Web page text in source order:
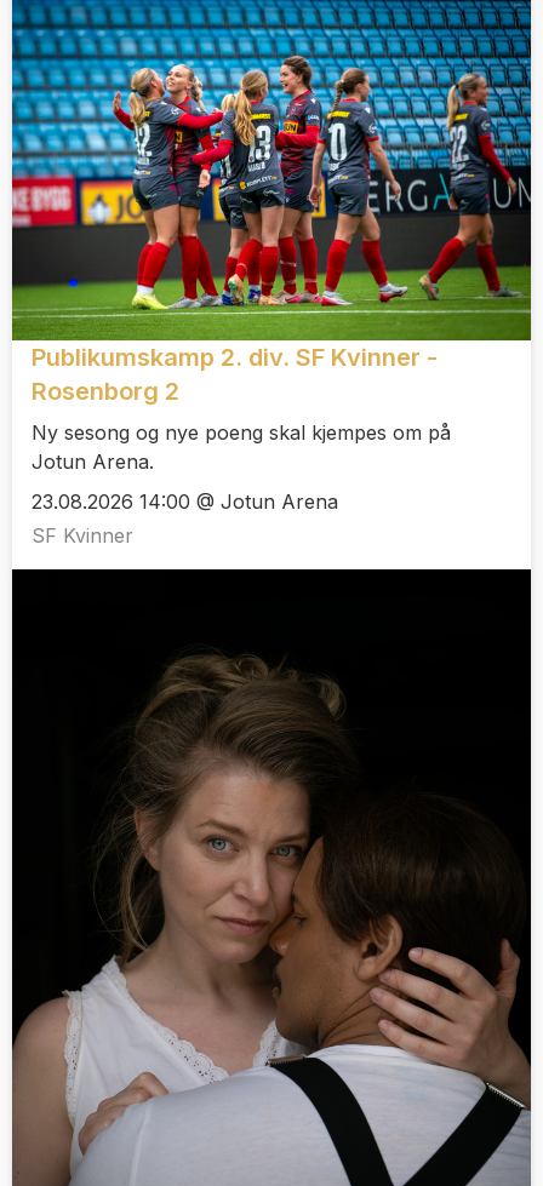
Publikumskamp 2. div. SF Kvinner -
Rosenborg 2
Ny sesong og nye poeng skal kjempes om på
Jotun Arena.
23.08.2026 14:00 @ Jotun Arena
SF Kvinner